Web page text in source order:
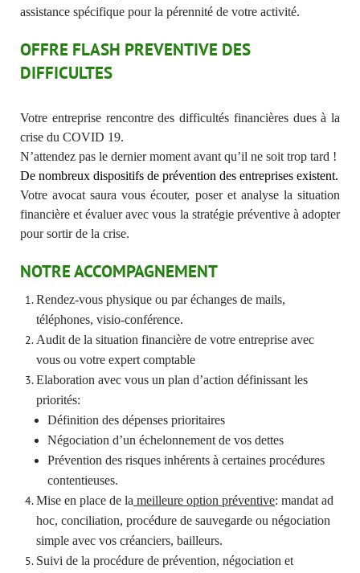
assistance spécifique pour la pérennité de votre activité.
OFFRE FLASH PREVENTIVE DES
DIFFICULTES
Votre entreprise rencontre des difficultés financières dues à la
crise du COVID 19.
N’attendez pas le dernier moment avant qu’il ne soit trop tard !
De nombreux dispositifs de prévention des entreprises existent.
Votre avocat saura vous écouter, poser et analyse la situation
financière et évaluer avec vous la stratégie préventive à adopter
pour sortir de la crise.
NOTRE ACCOMPAGNEMENT
Rendez-vous physique ou par échanges de mails,
téléphones, visio-conférence.
Audit de la situation financière de votre entreprise avec
vous ou votre expert comptable
Elaboration avec vous un plan d’action définissant les
priorités:
Définition des dépenses prioritaires
Négociation d’un échelonnement de vos dettes
Prévention des risques inhérents à certaines procédures
contentieuses.
Mise en place de la meilleure option préventive: mandat ad
hoc, conciliation, procédure de sauvegarde ou négociation
simple avec vos créanciers, bailleurs.
Suivi de la procédure de prévention, négociation et